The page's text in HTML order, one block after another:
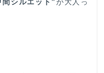
間シルエット” が大人っ